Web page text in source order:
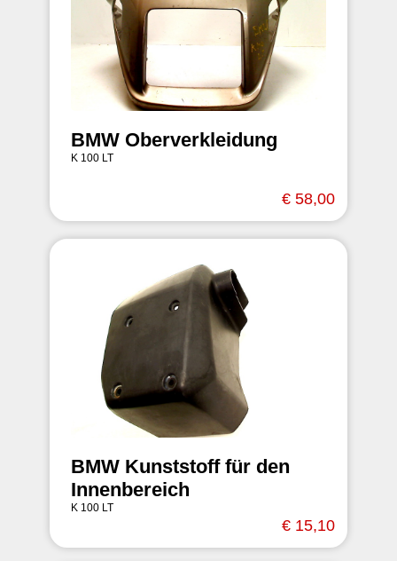
BMW Oberverkleidung
K 100 LT
€ 58,00
BMW Kunststoff für den
Innenbereich
K 100 LT
€ 15,10